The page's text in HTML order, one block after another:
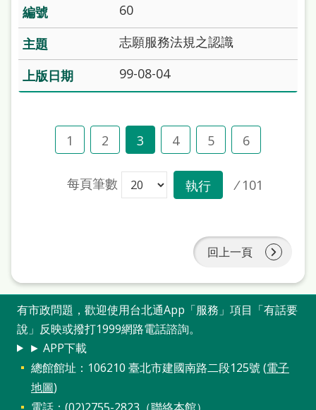
60
志願服務法規之認識
99-08-04
1 2 3 4 5 6
每頁筆數 執行 / 101
回上一頁
有市政問題，歡迎使用台北通App「服務」項目「有話要
說」反映或撥打1999網路電話諮詢。
► APP下載
總館館址：106210 臺北市建國南路二段125號 (電子
地圖)